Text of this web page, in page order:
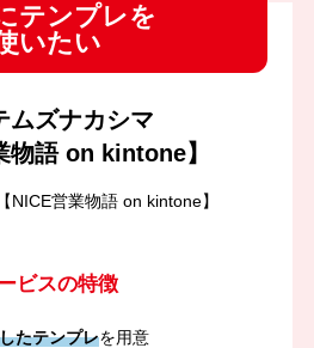
テンプレを
いたい
ムズナカシマ
物語 on kintone】
ビスの特徴
たテンプレを用意